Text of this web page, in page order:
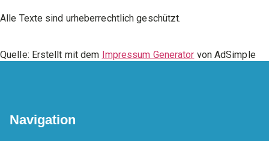
Alle Texte sind urheberrechtlich geschützt.
Quelle: Erstellt mit dem Impressum Generator von AdSimple
Navigation